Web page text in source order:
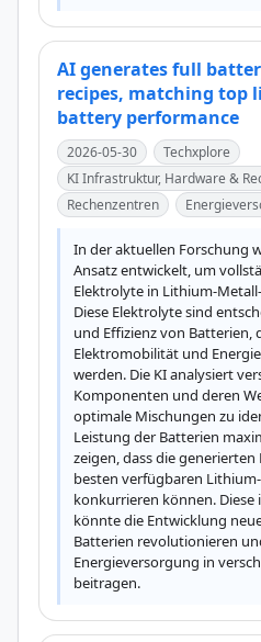
AI generates full
recipes, matching top
battery performance
2026-05-30
Techxplore
KI Infrastruktur, Hardware &
Rechenzentren
In der aktuellen Forschung
Ansatz entwickelt, um
Elektrolyte in Lithium-
Diese Elektrolyte sind
und Effizienz von Batterien,
Elektromobilität und
werden. Die KI analysiert
Komponenten und deren
optimale Mischungen zu
Leistung der Batterien
zeigen, dass die
besten verfügbaren
konkurrieren können.
könnte die Entwicklung
Batterien revolutionieren
Energieversorgung in
beitragen.